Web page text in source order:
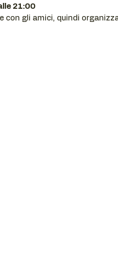
21:00
con gli amici, quindi